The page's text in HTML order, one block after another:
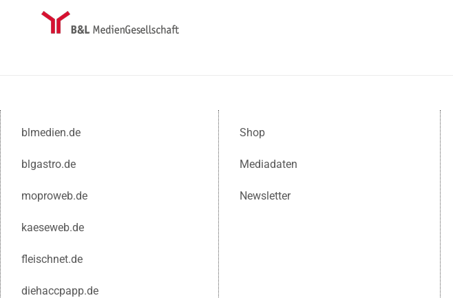
blmedien.de
blgastro.de
moproweb.de
kaeseweb.de
fleischnet.de
diehaccpapp.de
Shop
Mediadaten
Newsletter